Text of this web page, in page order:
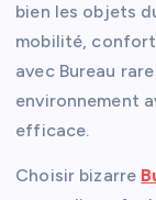
bien les objets
mobilité,
avec Bureau
environnement
efficace.
Choisir bizarre